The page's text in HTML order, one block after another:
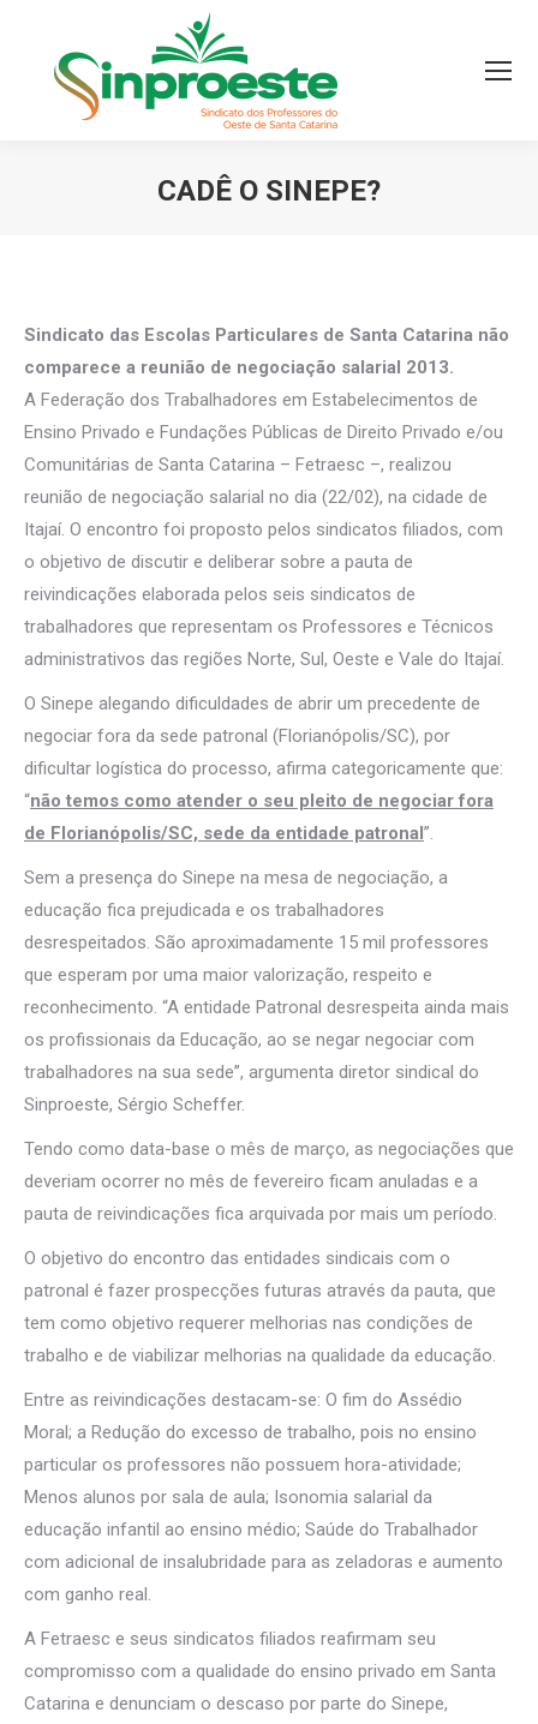
CADÊ O SINEPE?
Sindicato das Escolas Particulares de Santa Catarina não
comparece a reunião de negociação salarial 2013.
A Federação dos Trabalhadores em Estabelecimentos de
Ensino Privado e Fundações Públicas de Direito Privado e/ou
Comunitárias de Santa Catarina – Fetraesc –, realizou
reunião de negociação salarial no dia (22/02), na cidade de
Itajaí. O encontro foi proposto pelos sindicatos filiados, com
o objetivo de discutir e deliberar sobre a pauta de
reivindicações elaborada pelos seis sindicatos de
trabalhadores que representam os Professores e Técnicos
administrativos das regiões Norte, Sul, Oeste e Vale do Itajaí.
O Sinepe alegando dificuldades de abrir um precedente de
negociar fora da sede patronal (Florianópolis/SC), por
dificultar logística do processo, afirma categoricamente que:
“não temos como atender o seu pleito de negociar fora
de Florianópolis/SC, sede da entidade patronal”.
Sem a presença do Sinepe na mesa de negociação, a
educação fica prejudicada e os trabalhadores
desrespeitados. São aproximadamente 15 mil professores
que esperam por uma maior valorização, respeito e
reconhecimento. “A entidade Patronal desrespeita ainda mais
os profissionais da Educação, ao se negar negociar com
trabalhadores na sua sede”, argumenta diretor sindical do
Sinproeste, Sérgio Scheffer.
Tendo como data-base o mês de março, as negociações que
deveriam ocorrer no mês de fevereiro ficam anuladas e a
pauta de reivindicações fica arquivada por mais um período.
O objetivo do encontro das entidades sindicais com o
patronal é fazer prospecções futuras através da pauta, que
tem como objetivo requerer melhorias nas condições de
trabalho e de viabilizar melhorias na qualidade da educação.
Entre as reivindicações destacam-se: O fim do Assédio
Moral; a Redução do excesso de trabalho, pois no ensino
particular os professores não possuem hora-atividade;
Menos alunos por sala de aula; Isonomia salarial da
educação infantil ao ensino médio; Saúde do Trabalhador
com adicional de insalubridade para as zeladoras e aumento
com ganho real.
A Fetraesc e seus sindicatos filiados reafirmam seu
compromisso com a qualidade do ensino privado em Santa
Catarina e denunciam o descaso por parte do Sinepe,